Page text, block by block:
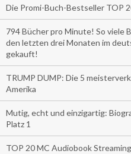
Die Promi-Buch-Bestseller TOP
794 Bücher pro Minute! So viele
den letzten drei Monaten im
gekauft!
TRUMP DUMP: Die 5
Amerika
Mutig, echt und einzigartig:
Platz 1
TOP 20 MC Audiobook